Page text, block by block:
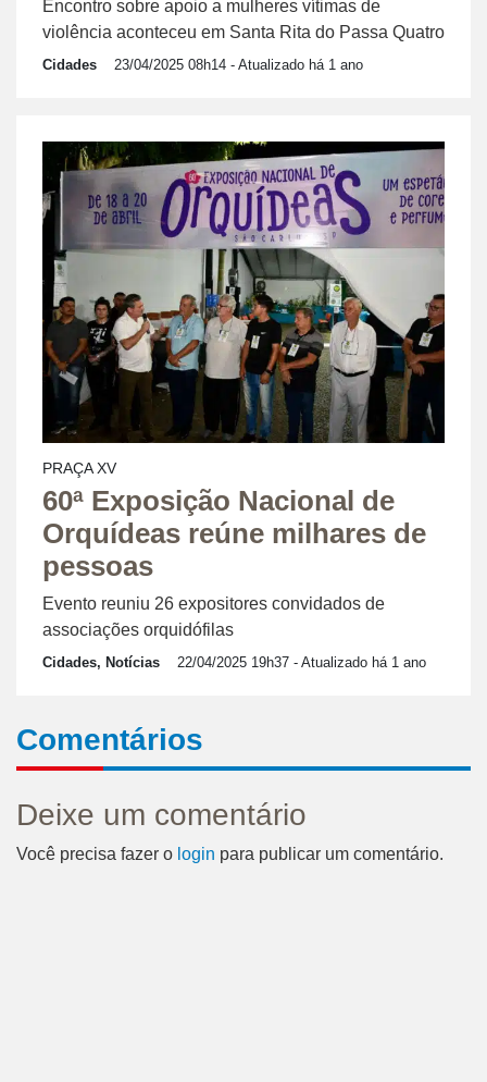
Encontro sobre apoio a mulheres vítimas de
violência aconteceu em Santa Rita do Passa Quatro
Cidades 23/04/2025 08h14 - Atualizado há 1 ano
PRAÇA XV
60ª Exposição Nacional de
Orquídeas reúne milhares de
pessoas
Evento reuniu 26 expositores convidados de
associações orquidófilas
Cidades, Notícias 22/04/2025 19h37 - Atualizado há 1 ano
Comentários
Deixe um comentário
Você precisa fazer o login para publicar um comentário.